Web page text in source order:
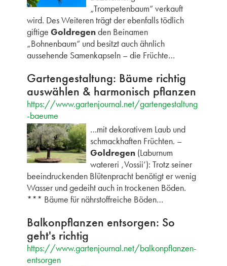
„Trompetenbaum“ verkauft
wird. Des Weiteren trägt der ebenfalls tödlich
giftige Goldregenden Beinamen
„Bohnenbaum“ und besitzt auch ähnlich
aussehende Samenkapseln – die Früchte…
Gartengestaltung: Bäume richtig
auswählen & harmonisch pflanzen
https://www.gartenjournal.net/gartengestaltung
-baeume
…mit dekorativem Laub und
schmackhaften Früchten. –
Goldregen(Laburnum
watereri ‚Vossii‘): Trotz seiner
beeindruckenden Blütenpracht benötigt er wenig
Wasser und gedeiht auch in trockenen Böden.
*** Bäume für nährstoffreiche Böden…
Balkonpflanzen entsorgen: So
geht's richtig
https://www.gartenjournal.net/balkonpflanzen-
entsorgen